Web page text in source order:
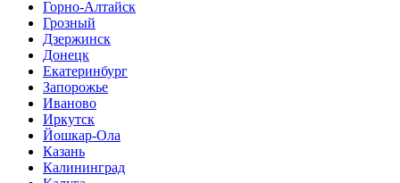
Горно-Алтайск
Грозный
Дзержинск
Донецк
Екатеринбург
Запорожье
Иваново
Иркутск
Йошкар-Ола
Казань
Калининград